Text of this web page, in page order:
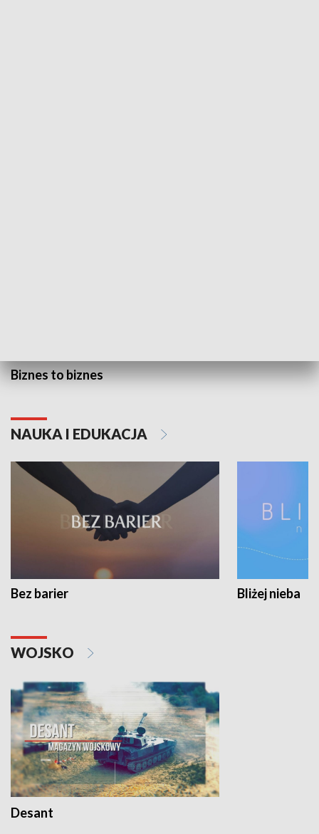
Biznes to biznes
NAUKA I EDUKACJA
Bez barier Bliżej nieba
WOJSKO
Desant